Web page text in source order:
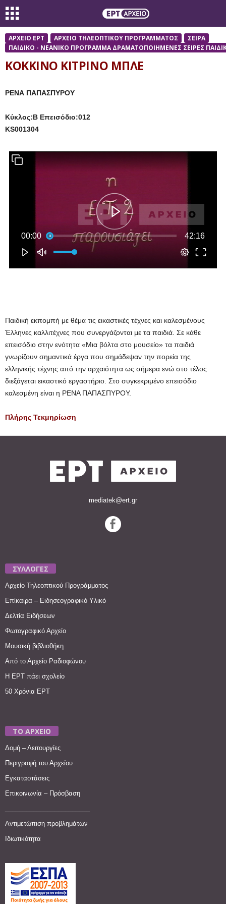
ΑΡΧΕΙΟ ΕΡΤ ΑΡΧΕΙΟ ΤΗΛΕΟΠΤΙΚΟΥ ΠΡΟΓΡΑΜΜΑΤΟΣ
ΣΕΙΡΑ
ΠΑΙΔΙΚΟ - ΝΕΑΝΙΚΟ ΠΡΟΓΡΑΜΜΑ ΔΡΑΜΑΤΟΠΟΙΗΜΕΝΕΣ ΣΕΙΡΕΣ
ΚΟΚΚΙΝΟ ΚΙΤΡΙΝΟ ΜΠΛΕ
ΡΕΝΑ ΠΑΠΑΣΠΥΡΟΥ
Κύκλος:B Επεισόδιο:012
KS001304
Παιδική εκπομπή με θέμα τις εικαστικές τέχνες και καλεσμένους
Έλληνες καλλιτέχνες που συνεργάζονται με τα παιδιά. Σε κάθε
επεισόδιο στην ενότητα «Μια βόλτα στο μουσείο» τα παιδιά
γνωρίζουν σημαντικά έργα που σημάδεψαν την πορεία της
ελληνικής τέχνης από την αρχαιότητα ως σήμερα ενώ στο τέλος
διεξάγεται εικαστικό εργαστήριο. Στο συγκεκριμένο επεισόδιο
καλεσμένη είναι η ΡΕΝΑ ΠΑΠΑΣΠΥΡΟΥ.
Πλήρης Τεκμηρίωση
mediatek@ert.gr
ΣΥΛΛΟΓΕΣ
Αρχείο Τηλεοπτικού Προγράμματος
Επίκαιρα – Ειδησεογραφικό Υλικό
Δελτία Ειδήσεων
Φωτογραφικό Αρχείο
Μουσική βιβλιοθήκη
Από το Αρχείο Ραδιοφώνου
Η ΕΡΤ πάει σχολείο
50 Χρόνια ΕΡΤ
ΤΟ ΑΡΧΕΙΟ
Δομή – Λειτουργίες
Περιγραφή του Αρχείου
Εγκαταστάσεις
Επικοινωνία – Πρόσβαση
Αντιμετώπιση προβλημάτων
Ιδιωτικότητα